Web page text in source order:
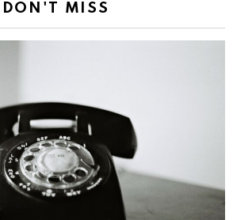
DON'T MISS